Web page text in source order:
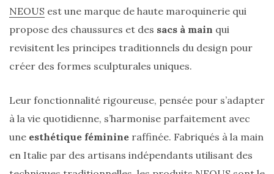
NEOUS est une marque de haute maroquinerie qui
propose des chaussures et des sacs à main qui
revisitent les principes traditionnels du design pour
créer des formes sculpturales uniques.
Leur fonctionnalité rigoureuse, pensée pour s’adapter
à la vie quotidienne, s’harmonise parfaitement avec
une esthétique féminine raffinée. Fabriqués à la main
en Italie par des artisans indépendants utilisant des